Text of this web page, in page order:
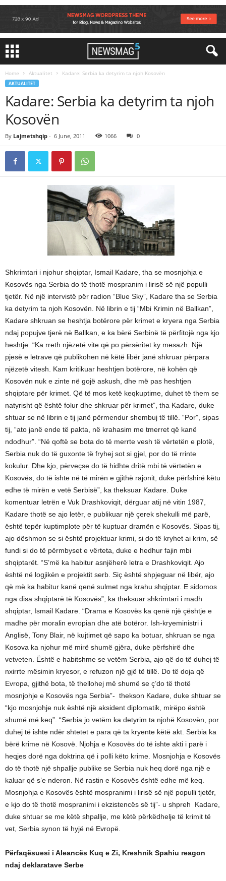
Home Aktualitet Kadare: Serbia ka detyrim ta njoh Kosovën
AKTUALITET
Kadare: Serbia ka detyrim ta njoh
Kosovën
By Lajmetshqip - 6 June, 2011 1066 0
Shkrimtari i njohur shqiptar, Ismail Kadare, tha se mosnjohja e
Kosovës nga Serbia do të thotë mospranim i lirisë së një populli
tjetër. Në një intervistë për radion “Blue Sky”, Kadare tha se Serbia
ka detyrim ta njoh Kosovën. Në librin e tij “Mbi Krimin në Ballkan”,
Kadare shkruan se heshtja botërore për krimet e kryera nga Serbia
ndaj popujve tjerë në Ballkan, e ka bërë Serbinë të përfitojë nga kjo
heshtje. “Ka rreth njëzetë vite që po përsëritet ky mesazh. Një
pjesë e letrave që publikohen në këtë libër janë shkruar përpara
njëzetë vitesh. Kam kritikuar heshtjen botërore, në kohën që
Kosovën nuk e zinte në gojë askush, dhe më pas heshtjen
shqiptare për krimet. Që të mos ketë keqkuptime, duhet të them se
natyrisht që është folur dhe shkruar për krimet”, tha Kadare, duke
shtuar se në librin e tij janë përmendur shembuj të tillë. “Por”, sipas
tij, “ato janë ende të pakta, në krahasim me tmerret që kanë
ndodhur”. “Në qoftë se bota do të merrte vesh të vërtetën e plotë,
Serbia nuk do të guxonte të fryhej sot si gjel, por do të rrinte
kokulur. Dhe kjo, përveçse do të hidhte dritë mbi të vërtetën e
Kosovës, do të ishte në të mirën e gjithë rajonit, duke përfshirë këtu
edhe të mirën e vetë Serbisë”, ka theksuar Kadare. Duke
komentuar letrën e Vuk Drashkoviqit, dërguar atij në vitin 1987,
Kadare thotë se ajo letër, e publikuar një çerek shekulli më parë,
është tepër kuptimplote për të kuptuar dramën e Kosovës. Sipas tij,
ajo dëshmon se si është projektuar krimi, si do të kryhet ai krim, së
fundi si do të përmbyset e vërteta, duke e hedhur fajin mbi
shqiptarët. “S’më ka habitur asnjëherë letra e Drashkoviqit. Ajo
është në logjikën e projektit serb. Siç është shpjeguar në libër, ajo
që më ka habitur kanë qenë sulmet nga krahu shqiptar. E sidomos
nga disa shqiptarë të Kosovës”, ka theksuar shkrimtari i madh
shqiptar, Ismail Kadare. “Drama e Kosovës ka qenë një çështje e
madhe për moralin evropian dhe atë botëror. Ish-kryeministri i
Anglisë, Tony Blair, në kujtimet që sapo ka botuar, shkruan se nga
Kosova ka njohur më mirë shumë gjëra, duke përfshirë dhe
vetveten. Është e habitshme se vetëm Serbia, ajo që do të duhej të
nxirrte mësimin kryesor, e refuzon një gjë të tillë. Do të doja që
Evropa, gjithë bota, të thellohej më shumë se ç’do të thotë
mosnjohje e Kosovës nga Serbia”- thekson Kadare, duke shtuar se
“kjo mosnjohje nuk është një aksident diplomatik, mirëpo është
shumë më keq”. “Serbia jo vetëm ka detyrim ta njohë Kosovën, por
duhej të ishte ndër shtetet e para që ta kryente këtë akt. Serbia ka
bërë krime në Kosovë. Njohja e Kosovës do të ishte akti i parë i
heqjes dorë nga doktrina që i polli këto krime. Mosnjohja e Kosovës
do të thotë një shpallje publike se Serbia nuk heq dorë nga një e
kaluar që s’e nderon. Në rastin e Kosovës është edhe më keq.
Mosnjohja e Kosovës është mospranimi i lirisë së një populli tjetër,
e kjo do të thotë mospranimi i ekzistencës së tij”- u shpreh Kadare,
duke shtuar se me këtë shpallje, me këtë përkëdhelje të krimit të
vet, Serbia synon të hyjë në Evropë.
Përfaqësuesi i Aleancës Kuq e Zi, Kreshnik Spahiu reagon
ndaj deklaratave Serbe